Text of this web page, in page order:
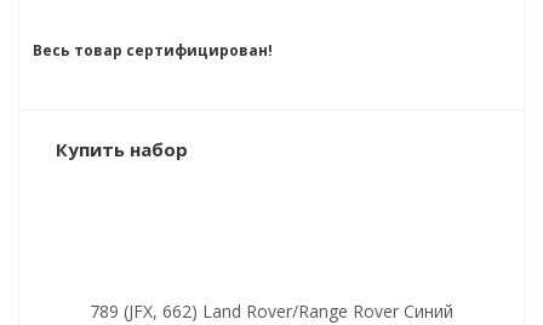
Весь товар сертифицирован!
Купить набор
789 (JFX, 662) Land Rover/Range Rover Синий